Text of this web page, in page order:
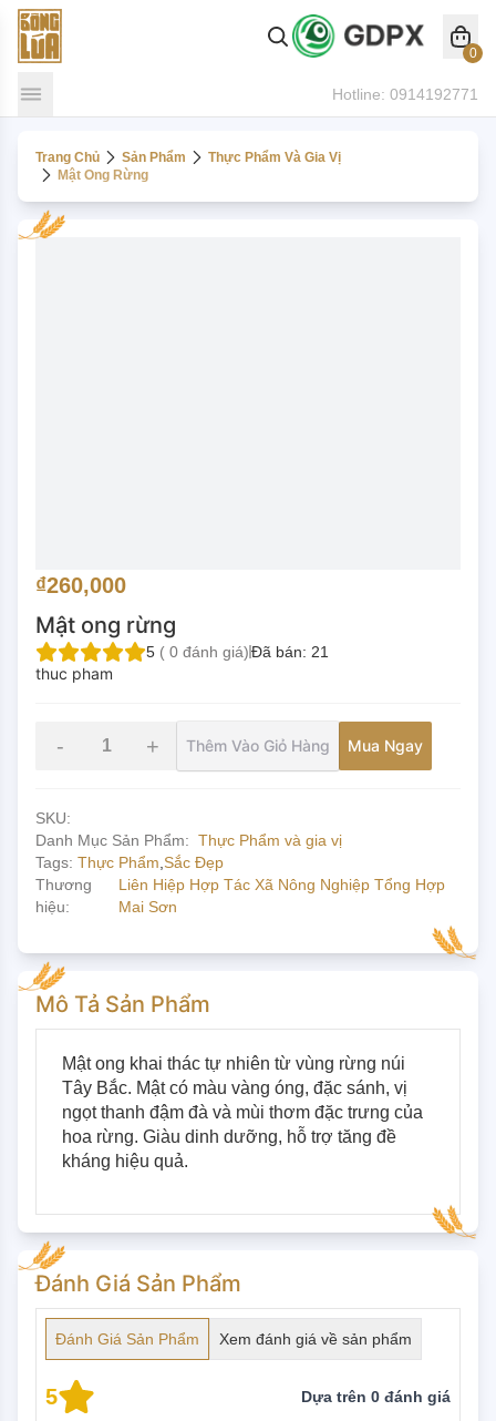
0
Hotline: 0914192771
Trang Chủ Sản Phẩm
Thực Phẩm Và Gia Vị
Mật Ong Rừng
₫260,000
Mật ong rừng
5 ( 0 đánh giá)Đã bán: 21
thuc pham
- + Thêm Vào Giỏ Hàng Mua Ngay
SKU:
Danh Mục Sản Phẩm: Thực Phẩm và gia vị
Tags: Thực Phẩm,Sắc Đẹp
Thương
hiệu:
Liên Hiệp Hợp Tác Xã Nông Nghiệp Tổng Hợp
Mai Sơn
Mô Tả Sản Phẩm
Mật ong khai thác tự nhiên từ vùng rừng núi
Tây Bắc. Mật có màu vàng óng, đặc sánh, vị
ngọt thanh đậm đà và mùi thơm đặc trưng của
hoa rừng. Giàu dinh dưỡng, hỗ trợ tăng đề
kháng hiệu quả.
Đánh Giá Sản Phẩm
Đánh Giá Sản Phẩm Xem đánh giá về sản phẩm
5 Dựa trên 0 đánh giá